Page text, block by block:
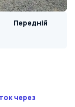
Передній
через